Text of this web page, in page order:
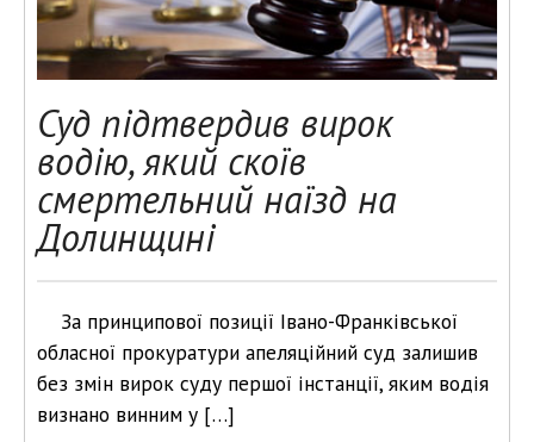
Суд підтвердив вирок
водію, який скоїв
смертельний наїзд на
Долинщині
За принципової позиції Івано-Франківської
обласної прокуратури апеляційний суд залишив
без змін вирок суду першої інстанції, яким водія
визнано винним у […]